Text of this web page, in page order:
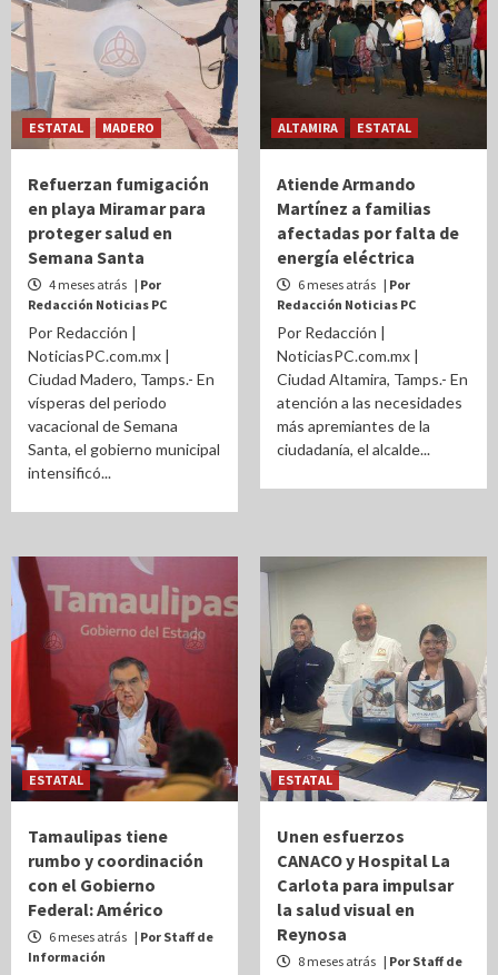
ESTATAL MADERO
Refuerzan fumigación
en playa Miramar para
proteger salud en
Semana Santa
4 meses atrás | Por
Redacción Noticias PC
Por Redacción |
NoticiasPC.com.mx |
Ciudad Madero, Tamps.- En
vísperas del periodo
vacacional de Semana
Santa, el gobierno municipal
intensificó...
ALTAMIRA ESTATAL
Atiende Armando
Martínez a familias
afectadas por falta de
energía eléctrica
6 meses atrás | Por
Redacción Noticias PC
Por Redacción |
NoticiasPC.com.mx |
Ciudad Altamira, Tamps.- En
atención a las necesidades
más apremiantes de la
ciudadanía, el alcalde...
ESTATAL
Tamaulipas tiene
rumbo y coordinación
con el Gobierno
Federal: Américo
6 meses atrás | Por Staff de
Información
ESTATAL
Unen esfuerzos
CANACO y Hospital La
Carlota para impulsar
la salud visual en
Reynosa
8 meses atrás | Por Staff de